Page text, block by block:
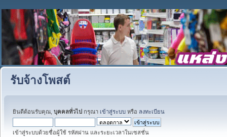
รับจ้างโพสต์
ยินดีต้อนรับคุณ, บุคคลทั่วไป กรุณา เข้าสู่ระบบ หรือ ลงทะเบียน
เข้าสู่ระบบด้วยชื่อผู้ใช้ รหัสผ่าน และระยะเวลาในเซสชั่น